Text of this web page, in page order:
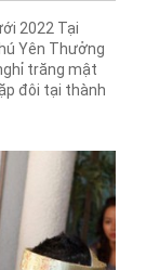
2022 Tại
Yên Thưởng
trăng mật
đôi tại thành